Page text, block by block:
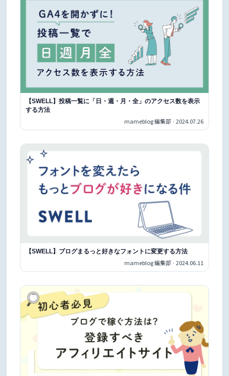
【SWELL】投稿一覧に「日・週・月・全」のアクセス数を表示
する方法
mameblog 編集部 · 2024.07.26
【SWELL】ブログまるっと好きなフォントに変更する方法
mameblog 編集部 · 2024.06.11